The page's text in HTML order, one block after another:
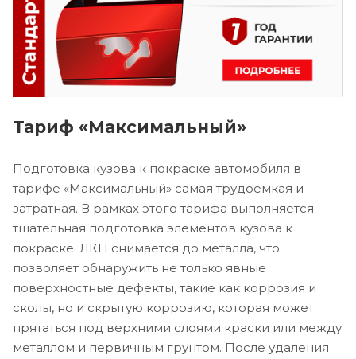
Тариф «Максимальный»
Подготовка кузова к покраске автомобиля в
тарифе «Максимальный» самая трудоемкая и
затратная. В рамках этого тарифа выполняется
тщательная подготовка элементов кузова к
покраске. ЛКП снимается до металла, что
позволяет обнаружить не только явные
поверхностные дефекты, такие как коррозия и
сколы, но и скрытую коррозию, которая может
прятаться под верхними слоями краски или между
металлом и первичным грунтом. После удаления